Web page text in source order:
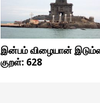
இன்பம் விழையான்
குறள்: 628